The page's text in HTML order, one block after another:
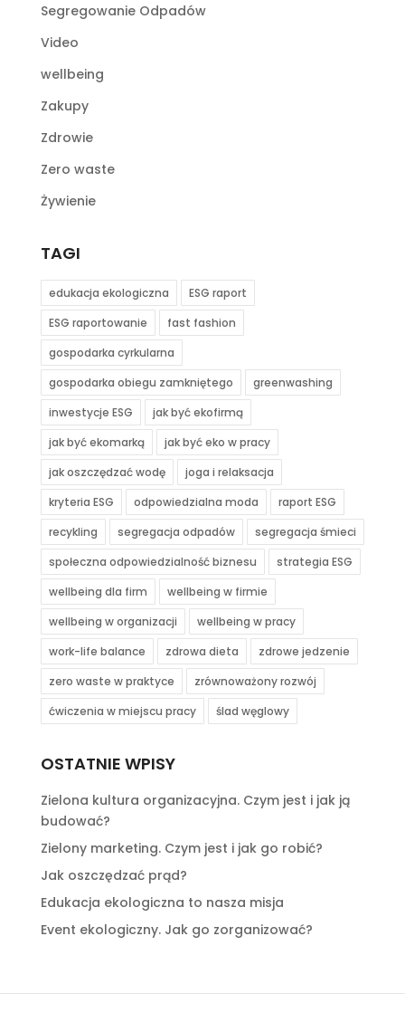
Segregowanie Odpadów
Video
wellbeing
Zakupy
Zdrowie
Zero waste
Żywienie
TAGI
edukacja ekologiczna
ESG raport
ESG raportowanie
fast fashion
gospodarka cyrkularna
gospodarka obiegu zamkniętego
greenwashing
inwestycje ESG
jak być ekofirmą
jak być ekomarką
jak być eko w pracy
jak oszczędzać wodę
joga i relaksacja
kryteria ESG
odpowiedzialna moda
raport ESG
recykling
segregacja odpadów
segregacja śmieci
społeczna odpowiedzialność biznesu
strategia ESG
wellbeing dla firm
wellbeing w firmie
wellbeing w organizacji
wellbeing w pracy
work-life balance
zdrowa dieta
zdrowe jedzenie
zero waste w praktyce
zrównoważony rozwój
ćwiczenia w miejscu pracy
ślad węglowy
OSTATNIE WPISY
Zielona kultura organizacyjna. Czym jest i jak ją
budować?
Zielony marketing. Czym jest i jak go robić?
Jak oszczędzać prąd?
Edukacja ekologiczna to nasza misja
Event ekologiczny. Jak go zorganizować?